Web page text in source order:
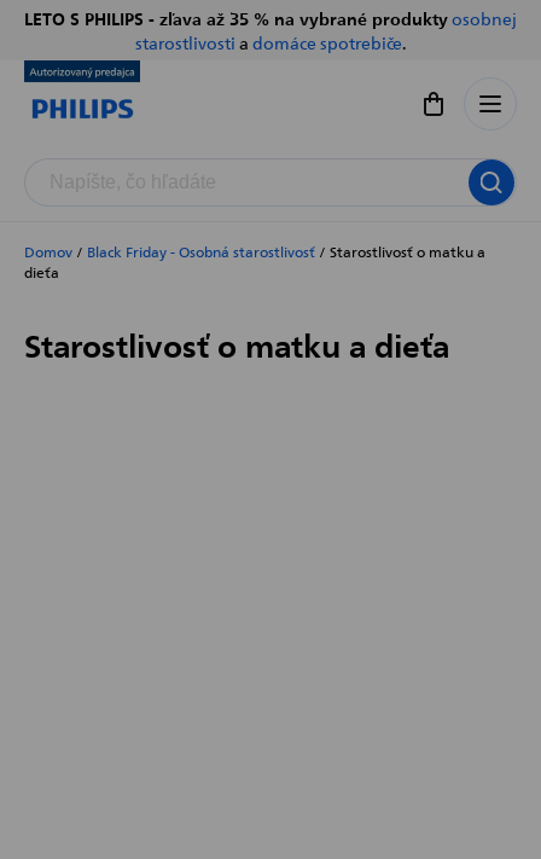
Prejsť
obsah
LETO S PHILIPS - zľava až 35 % na vybrané produktyosobnej
starostlivosti a domáce spotrebiče.
Nákupný
Domov / Black Friday - Osobná starostlivosť / Starostlivosť o matku a
dieťa
Starostlivosť o matku a dieťa
Chatbot Filip
Autorizovaný predajce